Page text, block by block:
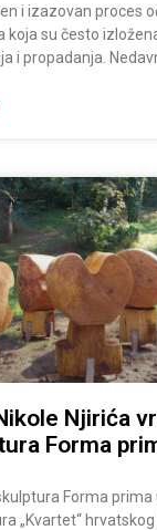
i izazovan proces
koja su često
i propadanja.
Njirića
Forma
Forma prima
„Kvartet“